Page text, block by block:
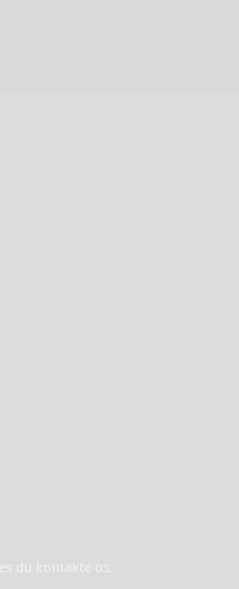
du kontakte os.